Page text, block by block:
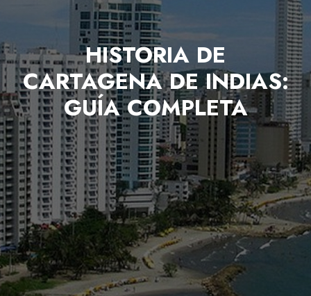
HISTORIA DE
CARTAGENA DE INDIAS:
GUÍA COMPLETA